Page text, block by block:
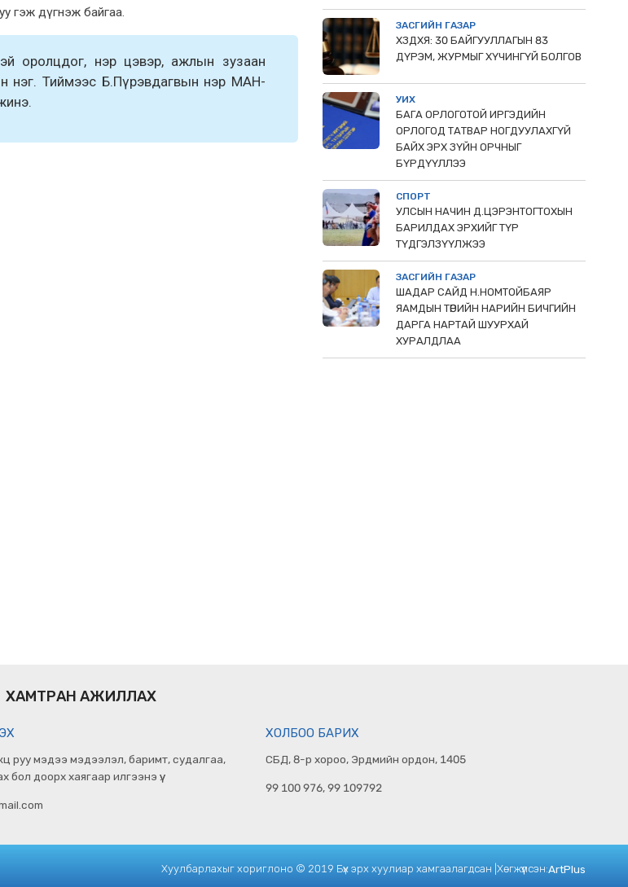
гэж дүгнэж байгаа.
оролцдог, нэр цэвэр, ажлын зузаан
нэг. Тиймээс Б.Пүрэвдагвын нэр МАН-
ЗАСГИЙН ГАЗАР
ХЗДХЯ: 30 БАЙГУУЛЛАГЫН 83
ДҮРЭМ, ЖУРМЫГ ХҮЧИНГҮЙ БОЛГОВ
УИХ
БАГА ОРЛОГОТОЙ ИРГЭДИЙН
ОРЛОГОД ТАТВАР НОГДУУЛАХГҮЙ
БАЙХ ЭРХ ЗҮЙН ОРЧНЫГ
БҮРДҮҮЛЛЭЭ
СПОРТ
УЛСЫН НАЧИН Д.ЦЭРЭНТОГТОХЫН
БАРИЛДАХ ЭРХИЙГ ТҮР
ТҮДГЭЛЗҮҮЛЖЭЭ
ЗАСГИЙН ГАЗАР
ШАДАР САЙД Н.НОМТОЙБАЯР
ЯАМДЫН ТӨРИЙН НАРИЙН БИЧГИЙН
ДАРГА НАРТАЙ ШУУРХАЙ
ХУРАЛДЛАА
ХАМТРАН АЖИЛЛАХ
руу мэдээ мэдээлэл, баримт, судалгаа,
бол доорх хаягаар илгээнэ үү.
ХОЛБОО БАРИХ
СБД, 8-р хороо, Эрдмийн ордон, 1405
99 100 976, 99 109792
Хуулбарлахыг хориглоно © 2019 Бүх эрх хуулиар хамгаалагдсан | Хөгжүүлсэн:ArtPlus